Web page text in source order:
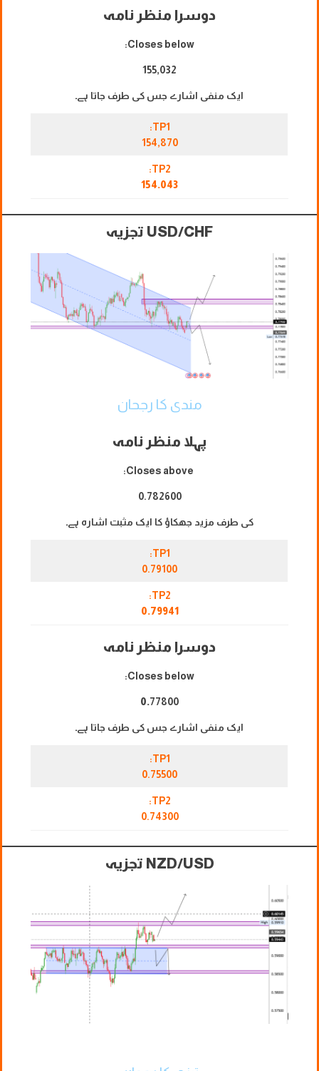
دوسرا منظر نامہ
Closes below:
155,032
ایک منفی اشارے جس کی طرف جاتا ہے۔
TP1:
154,870
TP2:
154.043
USD/CHF تجزیہ
مندی کا رجحان
پہلا منظر نامہ
0.782600
کی طرف مزید جھکاؤ کا ایک مثبت اشارہ ہے۔
TP1:
0.79100
TP2:
0.79941
دوسرا منظر نامہ
Closes below:
0.77800
ایک منفی اشارے جس کی طرف جاتا ہے۔
TP1:
0.75500
TP2:
0.74300
NZD/USD تجزیہ